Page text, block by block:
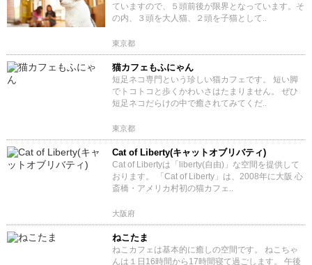
ていますので、５頭前後が限界となっています。そ
の内、３頭を大人猫、２頭を子猫として..
東京都
猫カフェもふにゃん
短足ネコ専門という珍しい猫カフェです。 短い脚
でトコトコと歩くかわいさはたまりません。 ぜひ
短足ネコだらけの中で癒されてみてくだ..
東京都
Cat of Liberty(キャットオブリバティ)
Cat of Libertyは「liberty(自由)」な空間を提供して
おります。 「Cat of Liberty」は、2008年に大阪 心
斎橋・アメリカ村初の猫カフェ..
大阪府
ねこたま
ねこカフェは基本的に癒しの空間です。 ねこちゃ
んは１日16時間から17時間寝て過ごします。 午後